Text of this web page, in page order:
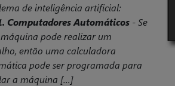
de inteligência artificial:
Computadores Automáticos- Se
pode realizar um
então uma calculadora
pode ser programada para
a máquina […]